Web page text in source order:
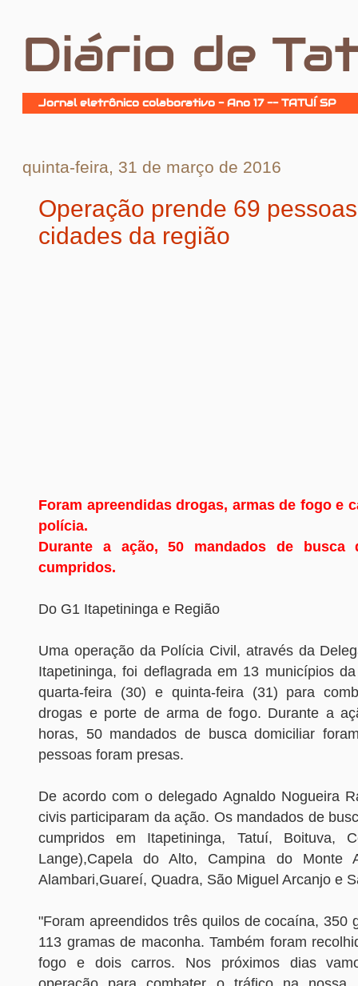
Diário de
Jornal eletrônico colaborativo - Ano 17 -- TATUÍ SP
quinta-feira, 31 de março de 2016
Operação prende 69
cidades da região
Foram apreendidas drogas, armas de fogo e
polícia.
Durante a ação, 50 mandados de busca
cumpridos.
Do G1 Itapetininga e Região
Uma operação da Polícia Civil, através da
Itapetininga, foi deflagrada em 13 municípios
quarta-feira (30) e quinta-feira (31) para
drogas e porte de arma de fogo. Durante a
horas, 50 mandados de busca domiciliar
pessoas foram presas.
De acordo com o delegado Agnaldo Nogueira
civis participaram da ação. Os mandados de
cumpridos em Itapetininga, Tatuí, Boituva,
Lange),Capela do Alto, Campina do Monte
Alambari,Guareí, Quadra, São Miguel Arcanjo e
"Foram apreendidos três quilos de cocaína, 350
113 gramas de maconha. Também foram
fogo e dois carros. Nos próximos dias